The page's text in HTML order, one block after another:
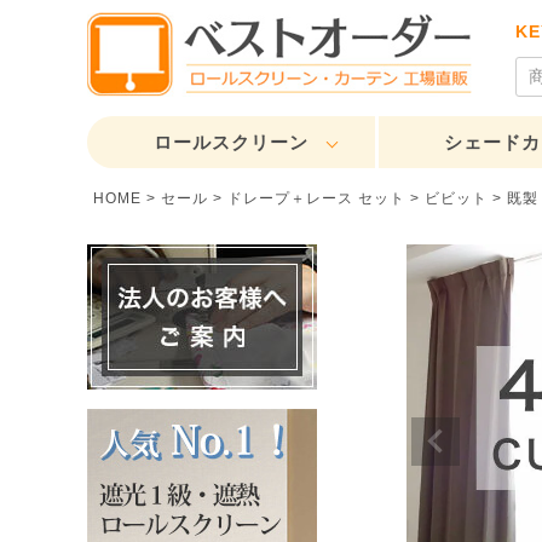
ロールスクリーン シェード
HOME セール ドレープ＋レース セット ビビット 既